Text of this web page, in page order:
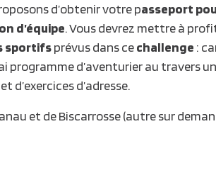
d’obtenir votre passeport
d’équipe. Vous devrez mettre à
sportifsprévus dans cechallenge :
programme d’aventurier au travers
d’exercices d’adresse.
et de Biscarrosse (autre sur